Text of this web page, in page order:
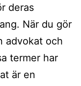
deras
När du gör
advokat och
termer har
är en